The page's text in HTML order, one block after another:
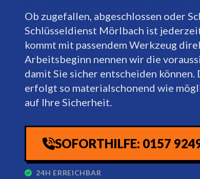
Ob zugefallen, abgeschlossen oder
Schlüsseldienst Mörlbach ist
kommt mit passendem Werkzeug
Arbeitsbeginn nennen wir die
damit Sie sicher entscheiden können.
erfolgt so materialschonend wie
auf Ihre Sicherheit.
SOFORTHILFE: 0157
24H ERREICHBAR